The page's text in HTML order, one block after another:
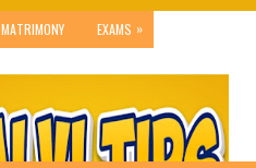
MATRIMONY EXAMS »